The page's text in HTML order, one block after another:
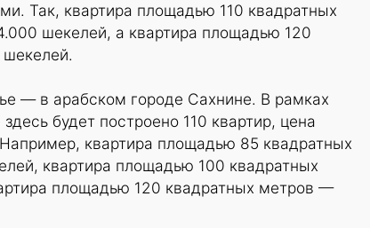
Так, квартира площадью 110 квадратных
шекелей, а квартира площадью 120
— в арабском городе Сахнине. В рамках
будет построено 110 квартир, цена
квартира площадью 85 квадратных
квартира площадью 100 квадратных
площадью 120 квадратных метров —